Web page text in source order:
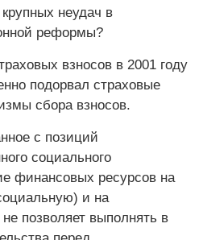
неудач в
реформы?
взносов в 2001 году
подорвал страховые
сбора взносов.
с позиций
социального
финансовых ресурсов на
и на
позволяет выполнять в